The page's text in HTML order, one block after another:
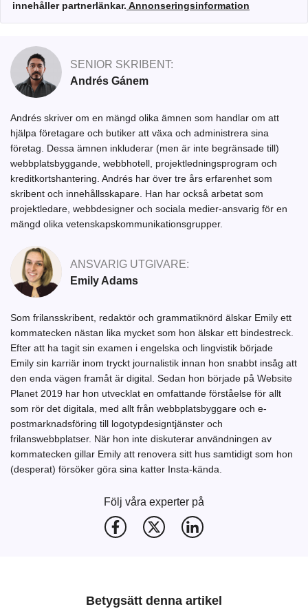
innehåller partnerlänkar. Annonseringsinformation
SENIOR SKRIBENT:
Andrés Gánem
Andrés skriver om en mängd olika ämnen som handlar om att
hjälpa företagare och butiker att växa och administrera sina
företag. Dessa ämnen inkluderar (men är inte begränsade till)
webbplatsbyggande, webbhotell, projektledningsprogram och
kreditkortshantering. Andrés har över tre års erfarenhet som
skribent och innehållsskapare. Han har också arbetat som
projektledare, webbdesigner och sociala medier-ansvarig för en
mängd olika vetenskapskommunikationsgrupper.
ANSVARIG UTGIVARE:
Emily Adams
Som frilansskribent, redaktör och grammatiknörd älskar Emily ett
kommatecken nästan lika mycket som hon älskar ett bindestreck.
Efter att ha tagit sin examen i engelska och lingvistik började
Emily sin karriär inom tryckt journalistik innan hon snabbt insåg att
den enda vägen framåt är digital. Sedan hon började på Website
Planet 2019 har hon utvecklat en omfattande förståelse för allt
som rör det digitala, med allt från webbplatsbyggare och e-
postmarknadsföring till logotypdesigntjänster och
frilanswebbplatser. När hon inte diskuterar användningen av
kommatecken gillar Emily att renovera sitt hus samtidigt som hon
(desperat) försöker göra sina katter Insta-kända.
Följ våra experter på
Betygsätt denna artikel